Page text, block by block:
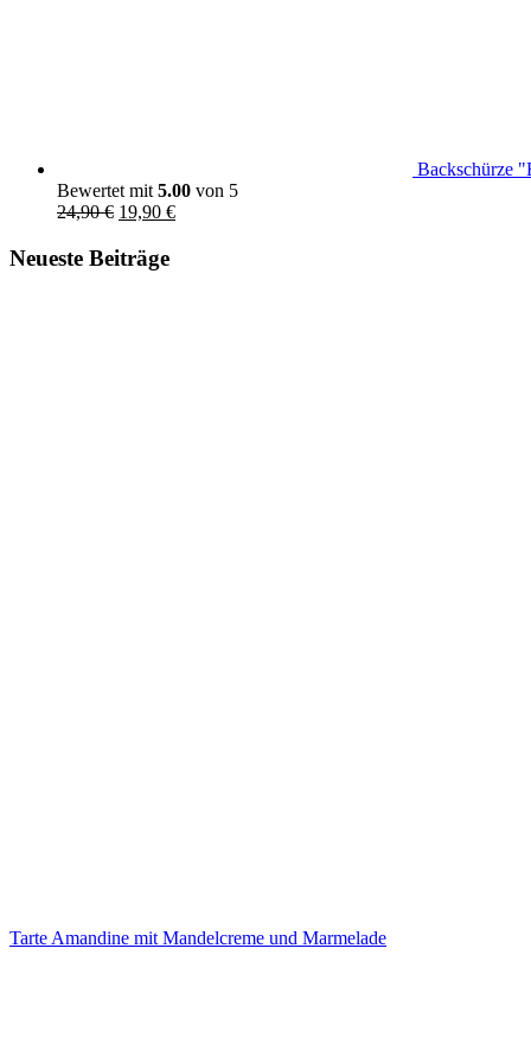
Backschürze
Bewertet mit 5.00 von 5
24,90€ Ursprünglicher
war:
24,90 €
19,90 €Aktueller
Neueste Beiträge
Tarte Amandine mit Mandelcreme und Marmelade